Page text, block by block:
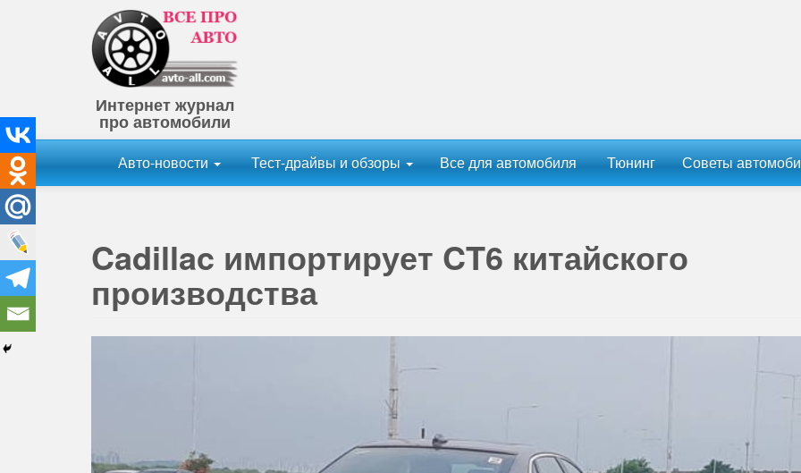
Интернет журнал
про автомобили
Авто-новости Тест-драйвы и обзоры Все для автомобиля Тюнинг Советы
Cadillac импортирует CT6 китайского
производства